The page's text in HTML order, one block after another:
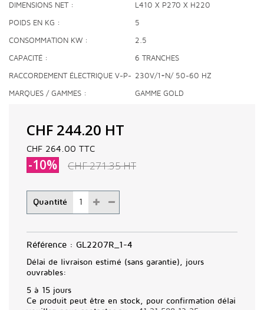
DIMENSIONS NET L410 X P270 X H220
POIDS EN KG 5
CONSOMMATION KW 2.5
CAPACITÉ 6 TRANCHES
RACCORDEMENT ÉLECTRIQUE V-P-
HZ
230V/1+N/ 50-60 HZ
MARQUES / GAMMES GAMME GOLD
Quantité
CHF 244.20 HT
CHF 264.00 TTC
-10% CHF 271.35HT
Référence : GL2207R_1-4
Délai de livraison estimé (sans garantie), jours
ouvrables:
5 à 15 jours
Ce produit peut être en stock, pour confirmation délai